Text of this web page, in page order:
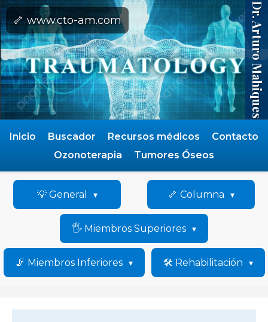
🦴 www.cto-am.com Dr. Arturo Mahiques
Inicio Buscador Recursos médicos
Contacto
Ozonoterapia
Tumores Óseos
💡 General 🦴 Columna
🖐️ Miembros Superiores
🦵 Miembros Inferiores 🛠️ Rehabilitación